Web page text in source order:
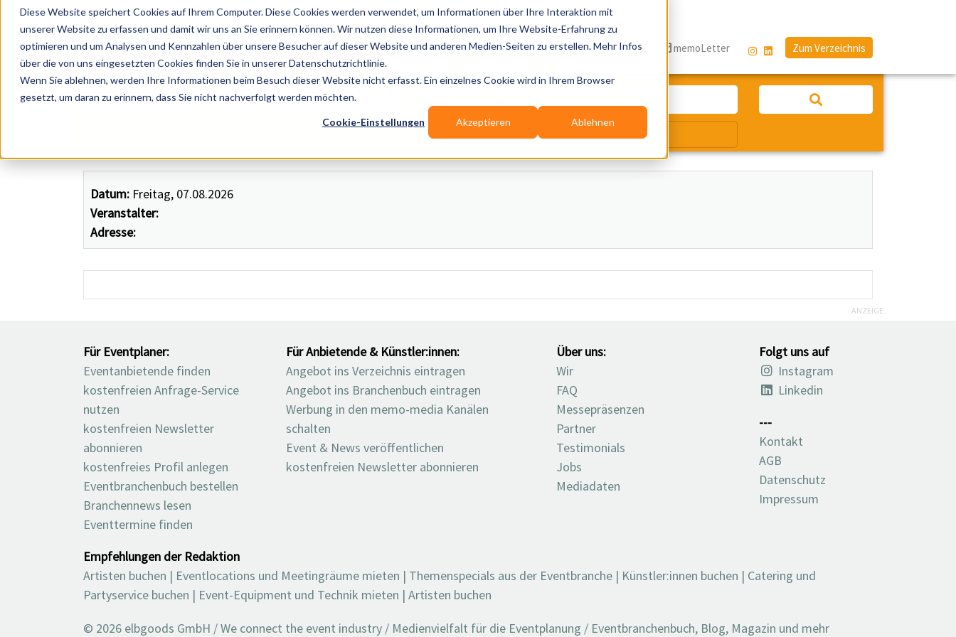
Diese Website speichert Cookies auf Ihrem Computer. Diese Cookies werden verwendet, um Informationen über Ihre Interaktion mit
unserer Website zu erfassen und damit wir uns an Sie erinnern können. Wir nutzen diese Informationen, um Ihre Website-Erfahrung zu
optimieren und um Analysen und Kennzahlen über unsere Besucher auf dieser Website und anderen Medien-Seiten zu erstellen. Mehr Infos
über die von uns eingesetzten Cookies finden Sie in unserer Datenschutzrichtlinie.
Wenn Sie ablehnen, werden Ihre Informationen beim Besuch dieser Website nicht erfasst. Ein einzelnes Cookie wird in Ihrem Browser
gesetzt, um daran zu erinnern, dass Sie nicht nachverfolgt werden möchten.
Cookie-Einstellungen Akzeptieren Ablehnen
Datum: Freitag, 07.08.2026
Veranstalter:
Adresse:
Publikationen Branchen-Infos Services Blog memoLetter Zum Verzeichnis
Künstler, Zelte, Bands, Catering, ...
Wir suchen für Dich
ANZEIGE
Für Eventplaner:
Eventanbietende finden
kostenfreien Anfrage-Service
nutzen
kostenfreien Newsletter
abonnieren
kostenfreies Profil anlegen
Eventbranchenbuch bestellen
Branchennews lesen
Eventtermine finden
Für Anbietende & Künstler:innen:
Angebot ins Verzeichnis eintragen
Angebot ins Branchenbuch eintragen
Werbung in den memo-media Kanälen
schalten
Event & News veröffentlichen
kostenfreien Newsletter abonnieren
Über uns:
Wir
FAQ
Messepräsenzen
Partner
Testimonials
Jobs
Mediadaten
Folgt uns auf
Instagram
Linkedin
---
Kontakt
AGB
Datenschutz
Impressum
Empfehlungen der Redaktion
Artisten buchen | Eventlocations und Meetingräume mieten | Themenspecials aus der Eventbranche | Künstler:innen buchen | Catering und
Partyservice buchen | Event-Equipment und Technik mieten | Artisten buchen
© 2026 elbgoods GmbH / We connect the event industry / Medienvielfalt für die Eventplanung / Eventbranchenbuch, Blog, Magazin und mehr